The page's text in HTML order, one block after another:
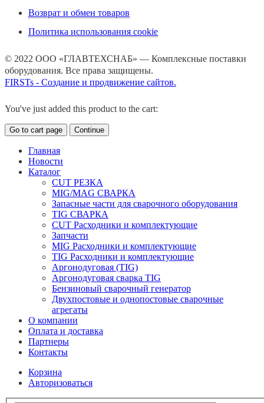
Возврат и обмен товаров
Политика использования cookie
© 2022 ООО «ГЛАВТЕХСНАБ» — Комплексные поставки
оборудования. Все права защищены.
FIRSTs - Создание и продвижение сайтов.
You've just added this product to the cart:
Go to cart page Continue
Главная
Новости
Каталог
CUT РЕЗКА
MIG/MAG СВАРКА
Запасные части для сварочного оборудования
TIG СВАРКА
CUT Расходники и комплектующие
Запчасти
MIG Расходники и комплектующие
TIG Расходники и комплектующие
Аргонодуговая (TIG)
Аргонодуговая сварка TIG
Бензиновый сварочный генератор
Двухпостовые и однопостовые сварочные
агрегаты
О компании
Оплата и доставка
Партнеры
Контакты
Корзина
Авторизоваться